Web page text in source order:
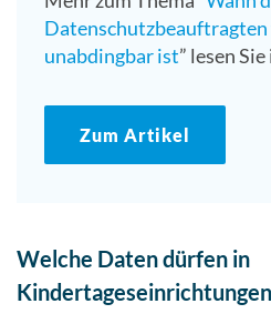
unabdingbar ist” lesen
Zum Artikel
Welche Daten dürfen in